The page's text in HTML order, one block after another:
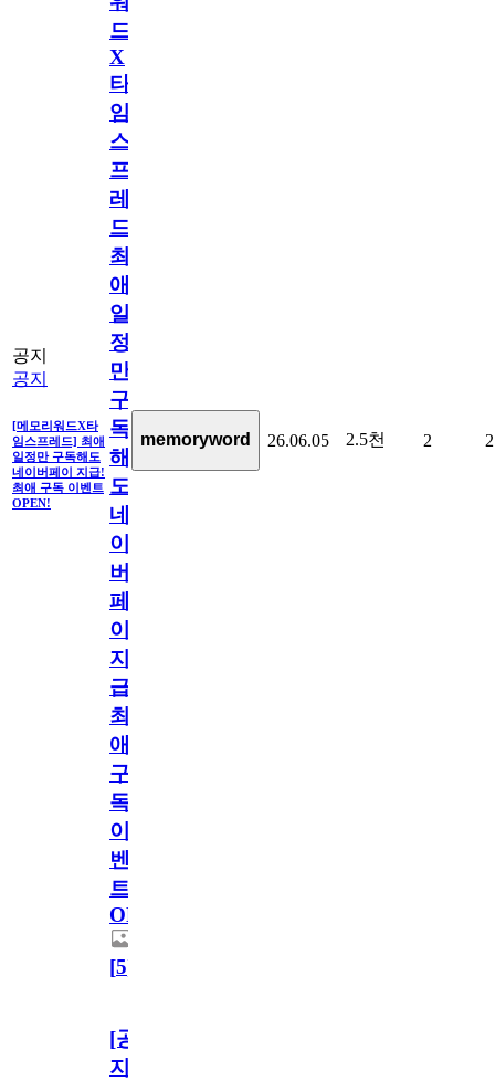
공지
공지
[메모리워드X타
임스프레드] 최애
일정만 구독해도
네이버페이 지급!
최애 구독 이벤트
OPEN!
드
X
타
임
스
프
레
드]
최
애
일
정
만
구
독
해
도
네
이
버
페
이
지
급!
최
애
구
독
이
벤
트
OPEN!
[5]
memoryword 26.06.05 2.5천 2 2
[공
지]